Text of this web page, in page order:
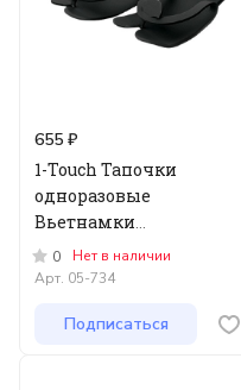
655 ₽
1-Touch Тапочки
одноразовые
Вьетнамки
Пенополиэтилен 5мм,
25 пар/уп Черные
0
Нет в наличии
Арт. 05-734
Подписаться